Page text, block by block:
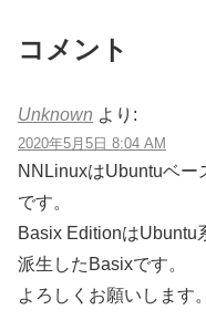
コメント
Unknown より:
2020年5月5日 8:04 AM
NNLinuxはUbuntuベー
です。
Basix EditionはUbuntu
派生したBasixです。
よろしくお願いします。